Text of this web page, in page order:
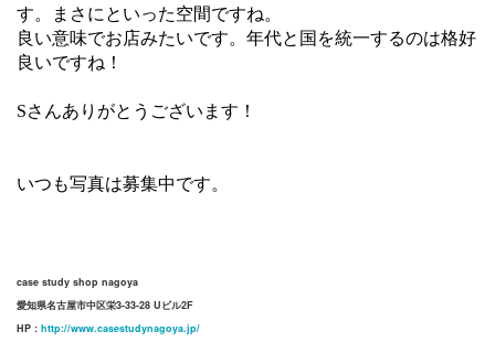
す。まさにといった空間ですね。
良い意味でお店みたいです。年代と国を統一するのは格好
良いですね！
Sさんありがとうございます！
いつも写真は募集中です。
case study shop nagoya
愛知県名古屋市中区栄3-33-28 Uビル2F
HP : http://www.casestudynagoya.jp/